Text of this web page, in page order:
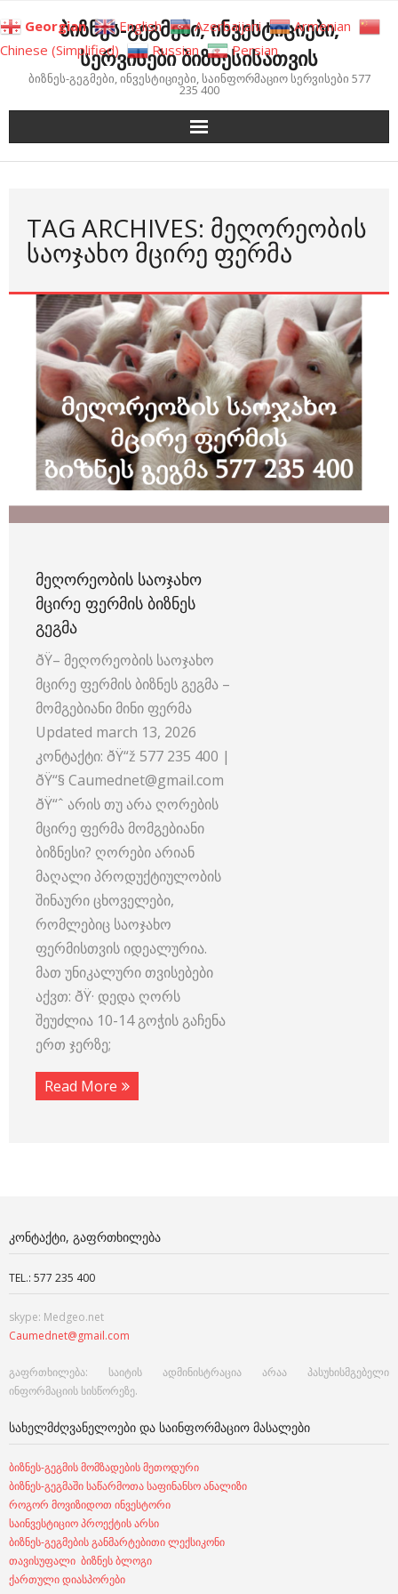
to
content
ბიზნეს-გეგმები, ინვესტიციები,
სერვისები ბიზნესისათვის
ბიზნეს-გეგმები, ინვესტიციები, საინფორმაციო სერვისები 577
235 400
TAG ARCHIVES: ᲛᲔᲦᲝᲠᲔᲝᲑᲘᲡ
ᲡᲐᲝᲯᲐᲮᲝ ᲛᲪᲘᲠᲔ ᲤᲔᲠᲛᲐ
ᲛᲔᲦᲝᲠᲔᲝᲑᲘᲡ ᲡᲐᲝᲯᲐᲮᲝ
ᲛᲪᲘᲠᲔ ᲤᲔᲠᲛᲘᲡ ᲑᲘᲖᲜᲔᲡ
ᲒᲔᲒᲛᲐ
ðŸ– მეღორეობის საოჯახო
მცირე ფერმის ბიზნეს გეგმა –
მომგებიანი მინი ფერმა
Updated march 13, 2026
კონტაქტი: ðŸ“ž 577 235 400 |
ðŸ“§ Caumednet@gmail.com
ðŸ“ˆ არის თუ არა ღორების
მცირე ფერმა მომგებიანი
ბიზნესი? ღორები არიან
მაღალი პროდუქტიულობის
შინაური ცხოველები,
რომლებიც საოჯახო
ფერმისთვის იდეალურია.
მათ უნიკალური თვისებები
აქვთ: ðŸ· დედა ღორს
შეუძლია 10-14 გოჭის გაჩენა
ერთ ჯერზე;
Read More
ᲙᲝᲜᲢᲐᲥᲢᲘ, ᲒᲐᲤᲠᲗᲮᲘᲚᲔᲑᲐ
TEL.: 577 235 400
skype: Medgeo.net
Caumednet@gmail.com
გაფრთხილება: საიტის ადმინისტრაცია არაა პასუხისმგებელი
ინფორმაციის სისწორეზე.
ᲡᲐᲮᲔᲚᲛᲫᲦᲕᲐᲜᲔᲚᲝᲔᲑᲘ ᲓᲐ ᲡᲐᲘᲜᲤᲝᲠᲛᲐᲪᲘᲝ ᲛᲐᲡᲐᲚᲔᲑᲘ
ბიზნეს-გეგმის მომზადების მეთოდური
ბიზნეს-გეგმაში საწარმოთა საფინანსო ანალიზი
როგორ მოვიზიდოთ ინვესტორი
საინვესტიციო პროექტის არსი
ბიზნეს-გეგმების განმარტებითი ლექსიკონი
თავისუფალი ბიზნეს ბლოგი
ქართული დიასპორები
Georgian English Azerbaijani
Armenian
Chinese (Simplified)
Russian Persian